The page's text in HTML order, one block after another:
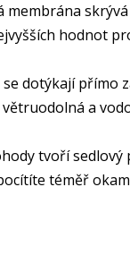
hodnot
dotýkají přímo
a
tvoří sedlový
téměř